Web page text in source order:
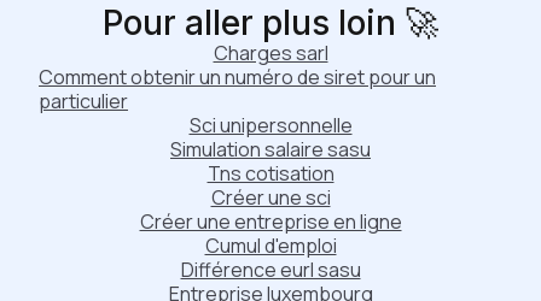
Pour aller plus loin 🚀
Charges sarl
Comment obtenir un numéro de siret pour un
particulier
Sci unipersonnelle
Simulation salaire sasu
Tns cotisation
Créer une sci
Créer une entreprise en ligne
Cumul d'emploi
Différence eurl sasu
Entreprise luxembourg